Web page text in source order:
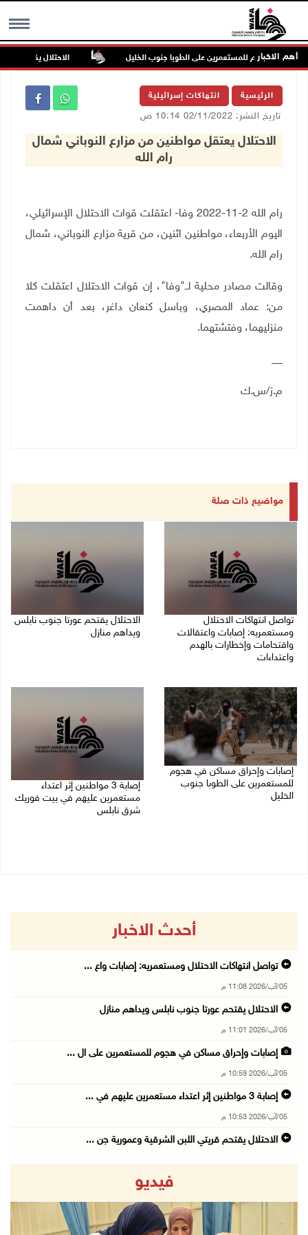
MENU أهم الاخبار
في هجوم للمستعمرين على الطوبا جنوب الخليل الاحتلال يقتحم عورتا
الرئيسية انتهاكات إسرائيلية
تاريخ النشر: 02/11/2022 10:14 ص
الاحتلال يعتقل مواطنين من مزارع النوباني شمال
رام الله
رام الله 2-11-2022 وفا- اعتقلت قوات الاحتلال الإسرائيلي،
اليوم الأربعاء، مواطنين اثنين، من قرية مزارع النوباني، شمال
رام الله.
وقالت مصادر محلية لــ"وفا"، إن قوات الاحتلال اعتقلت كلا
من: عماد المصري، وباسل كنعان داغر، بعد أن داهمت
منزليهما، وفتشتهما.
م.ز/س.ك
مواضيع ذات صلة
تواصل انتهاكات الاحتلال
ومستعمريه: إصابات واعتقالات
واقتحامات وإخطارات بالهدم
واعتداءات
الاحتلال يقتحم عورتا جنوب نابلس
ويداهم منازل
إصابات وإحراق مساكن في هجوم
للمستعمرين على الطوبا جنوب
الخليل
إصابة 3 مواطنين إثر اعتداء
مستعمرين عليهم في بيت فوريك
شرق نابلس
أحدث الاخبار
تواصل انتهاكات الاحتلال ومستعمريه: إصابات واع ...
05/آب/2026 11:08 م
الاحتلال يقتحم عورتا جنوب نابلس ويداهم منازل
05/آب/2026 11:01 م
إصابات وإحراق مساكن في هجوم للمستعمرين على ال ...
05/آب/2026 10:59 م
إصابة 3 مواطنين إثر اعتداء مستعمرين عليهم في ...
05/آب/2026 10:53 م
الاحتلال يقتحم قريتي اللبن الشرقية وعمورية جن ...
الوزيرة شاهين تبحث مع نظيرها المصري مستجدات ا ...
05/آب/2026 10:43 م
مستعمرون يقتحمون بيت فجار جنوب بيت لحم
فيديو